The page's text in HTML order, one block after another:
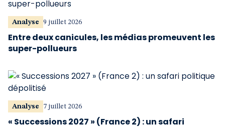
Analyse 9 juillet 2026
Entre deux canicules, les médias promeuvent les
super-pollueurs
Analyse 7 juillet 2026
« Successions 2027 » (France 2) : un safari